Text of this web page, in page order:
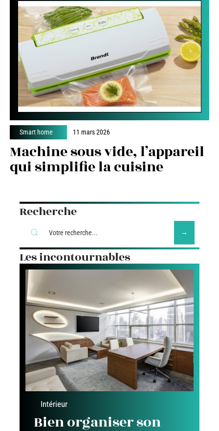
Smart home 11 mars 2026
Machine sous vide, l’appareil
qui simplifie la cuisine
Recherche
Les incontournables
Intérieur
Bien organiser son